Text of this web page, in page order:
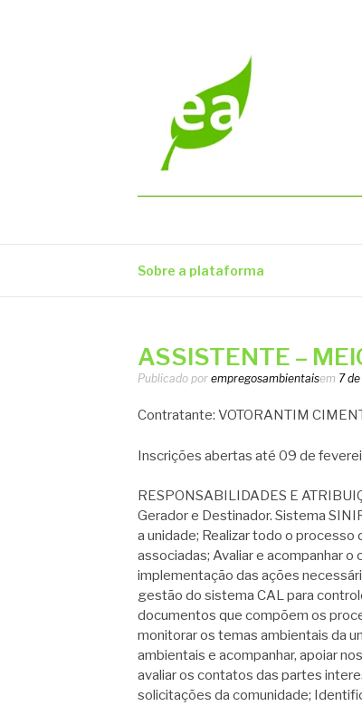
Sobre a plataforma
ASSISTENTE –
Publicado por empregosambientaisem 7
Contratante: VOTORANTIM
Inscrições abertas até 09 de
RESPONSABILIDADES E
Gerador e Destinador. Sistema
a unidade; Realizar todo o
associadas; Avaliar e acompanhar
implementação das ações
gestão do sistema CAL para
documentos que compõem os
monitorar os temas ambientais da
ambientais e acompanhar, apoiar
avaliar os contatos das partes
solicitações da comunidade;